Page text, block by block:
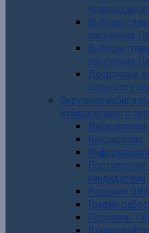
Выборы
поселения
Выборы
поселения
Досрочные
сельского
Окружная
избирательного
Избирателям
Кандидатам
кандидатами
Решения ОИК
График
Перечень